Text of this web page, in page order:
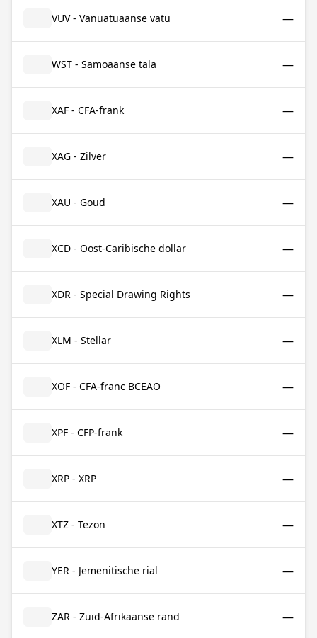
VUV - Vanuatuaanse vatu —
WST - Samoaanse tala —
XAF - CFA-frank —
XAG - Zilver —
XAU - Goud —
XCD - Oost-Caribische dollar —
XDR - Special Drawing Rights —
XLM - Stellar —
XOF - CFA-franc BCEAO —
XPF - CFP-frank —
XRP - XRP —
XTZ - Tezon —
YER - Jemenitische rial —
ZAR - Zuid-Afrikaanse rand —